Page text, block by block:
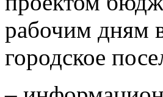
рабочим дням
городское